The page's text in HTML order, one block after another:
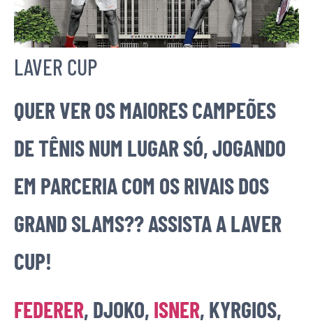
LAVER CUP
QUER VER OS MAIORES CAMPEÕES
DE TÊNIS NUM LUGAR SÓ, JOGANDO
EM PARCERIA COM OS RIVAIS DOS
GRAND SLAMS?? ASSISTA A LAVER
CUP!
FEDERER, DJOKO, ISNER, KYRGIOS,